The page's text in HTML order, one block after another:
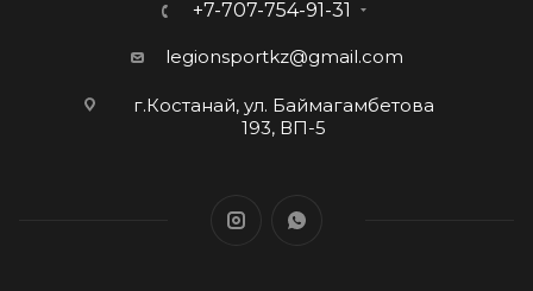
+7-707-754-91-31
legionsportkz@gmail.com
г.Костанай, ул. Баймагамбетова
193, ВП-5